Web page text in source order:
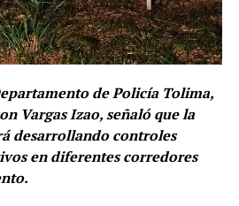
de Policía Tolima,
Vargas Izao, señaló que la
desarrollando controles
en diferentes corredores